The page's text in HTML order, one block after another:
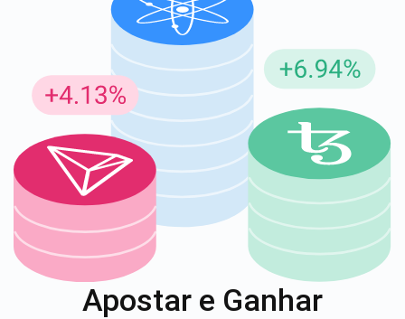
Apostar e Ganhar
1000.000
support@atomicwallet.io
Confira nosso YouTube
Inscreva-se para atualizações
Seja o primeiro a receber as últimas atualizações do
projeto e guias de criptografia